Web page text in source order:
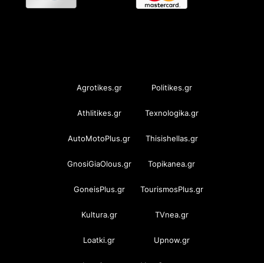
Agrotikes.gr Politikes.gr
Athlitikes.gr Texnologika.gr
AutoMotoPlus.gr Thisishellas.gr
GnosiGiaOlous.gr Topikanea.gr
GoneisPlus.gr TourismosPlus.gr
Kultura.gr TVnea.gr
Loatki.gr Upnow.gr